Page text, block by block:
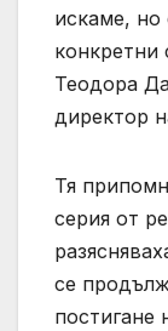
искаме, но
конкретни
Теодора
директор
Тя
серия от
се
постигане